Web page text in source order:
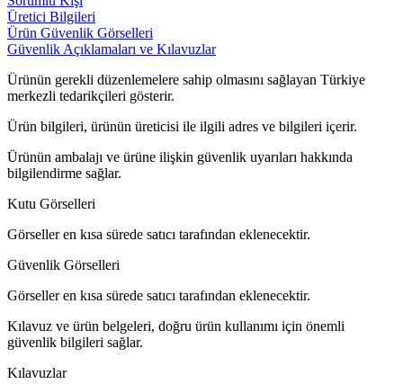
Üretici Bilgileri
Ürün Güvenlik Görselleri
Güvenlik Açıklamaları ve Kılavuzlar
Ürünün gerekli düzenlemelere sahip olmasını sağlayan Türkiye
merkezli tedarikçileri gösterir.
Ürün bilgileri, ürünün üreticisi ile ilgili adres ve bilgileri içerir.
Ürünün ambalajı ve ürüne ilişkin güvenlik uyarıları hakkında
bilgilendirme sağlar.
Kutu Görselleri
Görseller en kısa sürede satıcı tarafından eklenecektir.
Güvenlik Görselleri
Görseller en kısa sürede satıcı tarafından eklenecektir.
Kılavuz ve ürün belgeleri, doğru ürün kullanımı için önemli
güvenlik bilgileri sağlar.
Kılavuzlar